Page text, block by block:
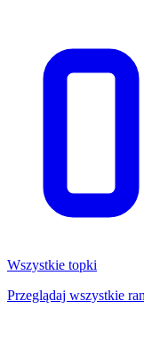
Wszystkie topki
Przeglądaj wszystkie